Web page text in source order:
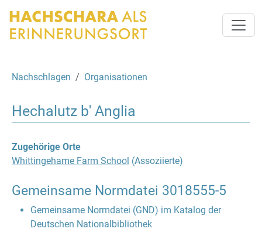
Nachschlagen Organisationen
Hechalutz b' Anglia
Zugehörige Orte
Whittingehame Farm School (Assoziierte)
Gemeinsame Normdatei 3018555-5
Gemeinsame Normdatei (GND) im Katalog der
Deutschen Nationalbibliothek